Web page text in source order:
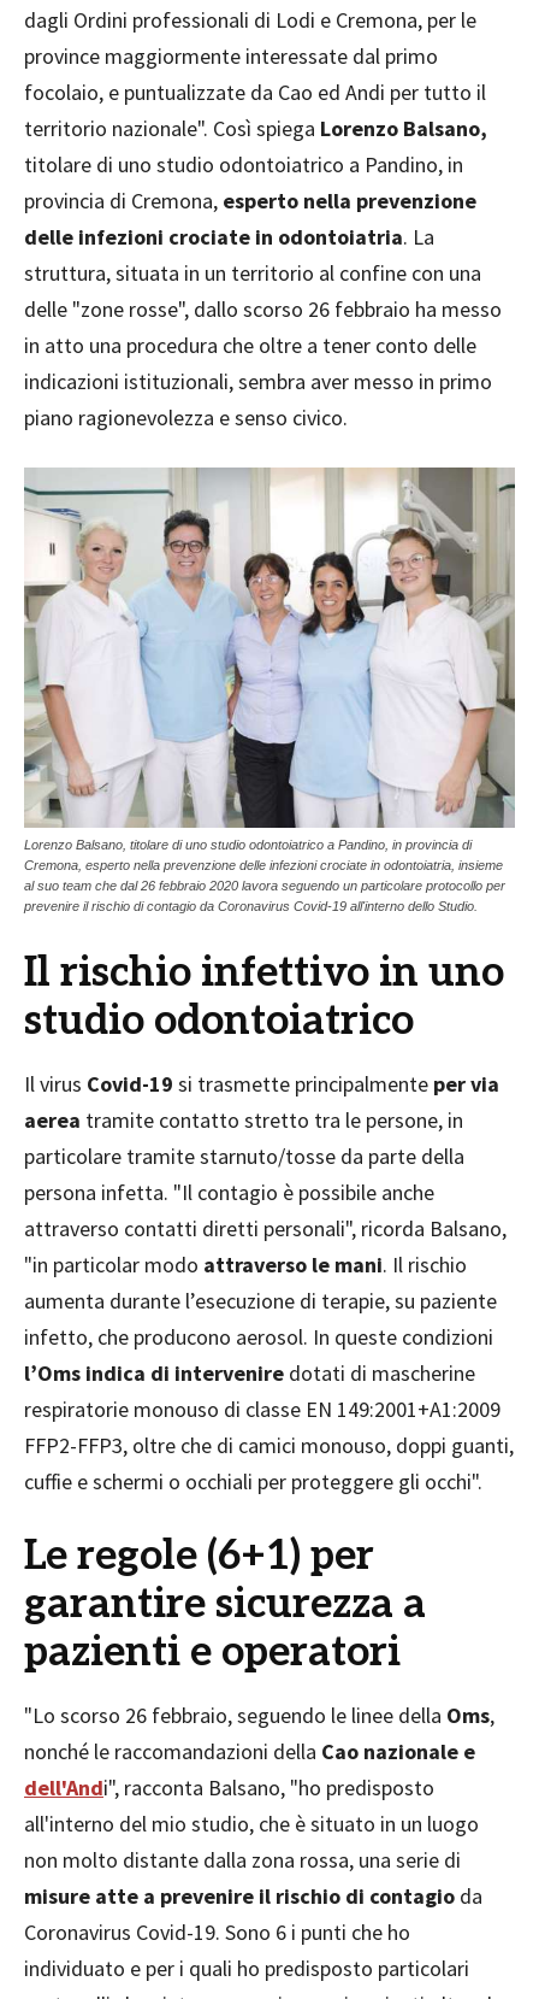
dagli Ordini professionali di Lodi e Cremona, per le
province maggiormente interessate dal primo
focolaio, e puntualizzate da Cao ed Andi per tutto il
territorio nazionale". Così spiega Lorenzo Balsano,
titolare di uno studio odontoiatrico a Pandino, in
provincia di Cremona, esperto nella prevenzione
delle infezioni crociate in odontoiatria. La
struttura, situata in un territorio al confine con una
delle "zone rosse", dallo scorso 26 febbraio ha messo
in atto una procedura che oltre a tener conto delle
indicazioni istituzionali, sembra aver messo in primo
piano ragionevolezza e senso civico.
Lorenzo Balsano, titolare di uno studio odontoiatrico a Pandino, in provincia di
Cremona, esperto nella prevenzione delle infezioni crociate in odontoiatria, insieme
al suo team che dal 26 febbraio 2020 lavora seguendo un particolare protocollo per
prevenire il rischio di contagio da Coronavirus Covid-19 all'interno dello Studio.
Il rischio infettivo in uno
studio odontoiatrico
Il virus Covid-19 si trasmette principalmente per via
aerea tramite contatto stretto tra le persone, in
particolare tramite starnuto/tosse da parte della
persona infetta. "Il contagio è possibile anche
attraverso contatti diretti personali", ricorda Balsano,
"in particolar modo attraverso le mani. Il rischio
aumenta durante l’esecuzione di terapie, su paziente
infetto, che producono aerosol. In queste condizioni
l’Oms indica di intervenire dotati di mascherine
respiratorie monouso di classe EN 149:2001+A1:2009
FFP2-FFP3, oltre che di camici monouso, doppi guanti,
cuffie e schermi o occhiali per proteggere gli occhi".
Le regole (6+1) per
garantire sicurezza a
pazienti e operatori
"Lo scorso 26 febbraio, seguendo le linee della Oms,
nonché le raccomandazioni della Cao nazionale e
dell'Andi", racconta Balsano, "ho predisposto
all'interno del mio studio, che è situato in un luogo
non molto distante dalla zona rossa, una serie di
misure atte a prevenire il rischio di contagio da
Coronavirus Covid-19. Sono 6 i punti che ho
individuato e per i quali ho predisposto particolari